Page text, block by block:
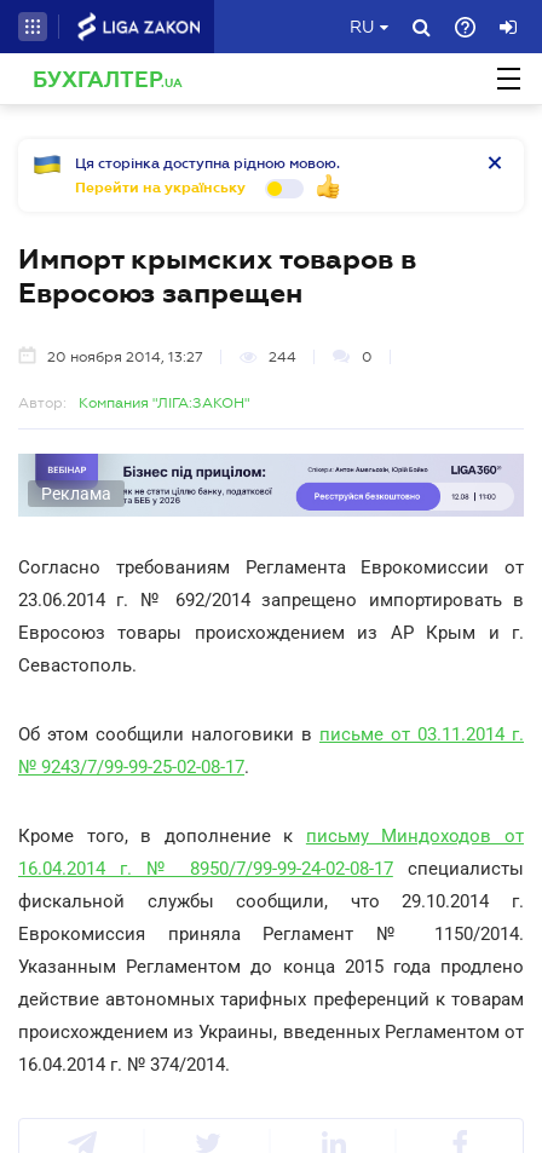
RU
БУХГАЛТЕР.UA
Ця сторінка доступна рідною мовою.
Перейти на українську
Импорт крымских товаров в
Евросоюз запрещен
20 ноября 2014, 13:27 244 0
Автор: Компания "ЛІГА:ЗАКОН"
Реклама
Согласно требованиям Регламента Еврокомиссии от
23.06.2014 г. № 692/2014 запрещено импортировать в
Евросоюз товары происхождением из АР Крым и г.
Севастополь.
Об этом сообщили налоговики в письме от 03.11.2014 г.
№ 9243/7/99-99-25-02-08-17.
Кроме того, в дополнение к письму Миндоходов от
16.04.2014 г. № 8950/7/99-99-24-02-08-17специалисты
фискальной службы сообщили, что 29.10.2014 г.
Еврокомиссия приняла Регламент № 1150/2014.
Указанным Регламентом до конца 2015 года продлено
действие автономных тарифных преференций к товарам
происхождением из Украины, введенных Регламентом от
16.04.2014 г. № 374/2014.